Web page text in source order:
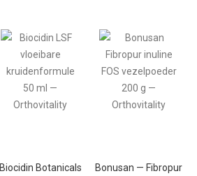
Biocidin Botanicals
Bonusan — Fibropur